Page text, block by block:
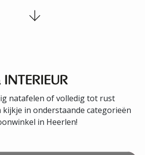
natafelen of volledig tot rust
kijkje in onderstaande categorieën
in Heerlen!